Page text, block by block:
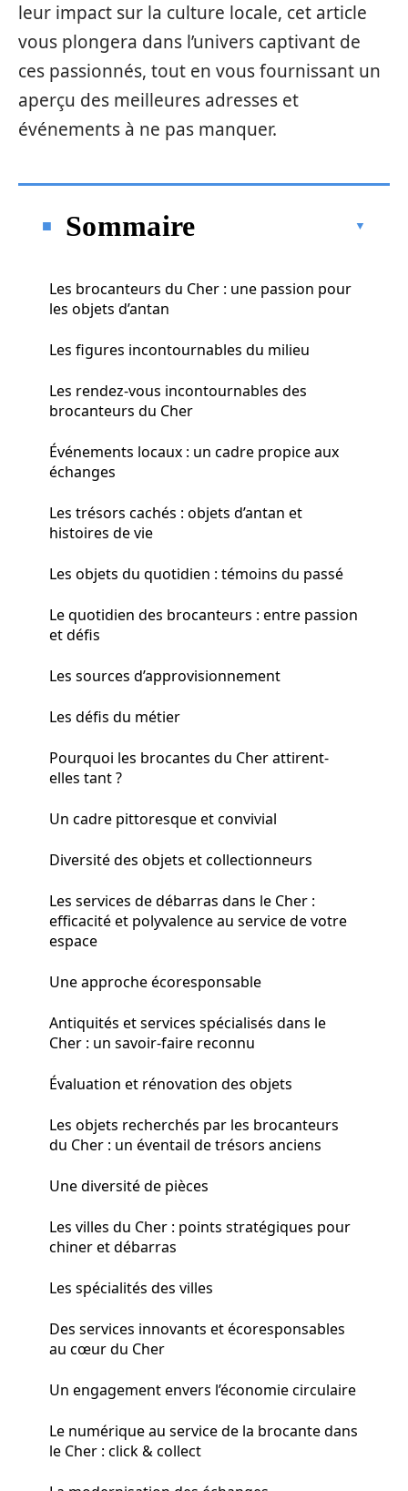
leur impact sur la culture locale, cet article
vous plongera dans l’univers captivant de
ces passionnés, tout en vous fournissant un
aperçu des meilleures adresses et
événements à ne pas manquer.
Sommaire
Les brocanteurs du Cher : une passion pour
les objets d’antan
Les figures incontournables du milieu
Les rendez-vous incontournables des
brocanteurs du Cher
Événements locaux : un cadre propice aux
échanges
Les trésors cachés : objets d’antan et
histoires de vie
Les objets du quotidien : témoins du passé
Le quotidien des brocanteurs : entre passion
et défis
Les sources d’approvisionnement
Les défis du métier
Pourquoi les brocantes du Cher attirent-
elles tant ?
Un cadre pittoresque et convivial
Diversité des objets et collectionneurs
Les services de débarras dans le Cher :
efficacité et polyvalence au service de votre
espace
Une approche écoresponsable
Antiquités et services spécialisés dans le
Cher : un savoir-faire reconnu
Évaluation et rénovation des objets
Les objets recherchés par les brocanteurs
du Cher : un éventail de trésors anciens
Une diversité de pièces
Les villes du Cher : points stratégiques pour
chiner et débarras
Les spécialités des villes
Des services innovants et écoresponsables
au cœur du Cher
Un engagement envers l’économie circulaire
Le numérique au service de la brocante dans
le Cher : click & collect